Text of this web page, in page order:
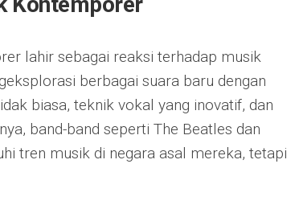
lahir sebagai reaksi terhadap musik
berbagai suara baru dengan
biasa, teknik vokal yang inovatif, dan
band-band seperti The Beatles dan
tren musik di negara asal mereka, tetapi